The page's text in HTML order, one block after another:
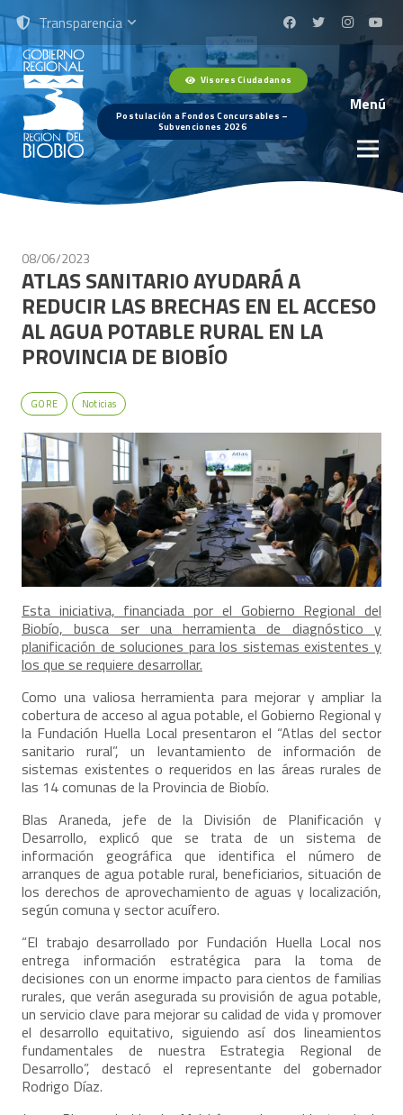
Transparencia
Visores Ciudadanos
Postulación a Fondos Concursables –
Subvenciones 2026
Menú
08/06/2023
ATLAS SANITARIO AYUDARÁ A
REDUCIR LAS BRECHAS EN EL ACCESO
AL AGUA POTABLE RURAL EN LA
PROVINCIA DE BIOBÍO
GORE Noticias
Esta iniciativa, financiada por el Gobierno Regional del
Biobío, busca ser una herramienta de diagnóstico y
planificación de soluciones para los sistemas existentes y
los que se requiere desarrollar.
Como una valiosa herramienta para mejorar y ampliar la
cobertura de acceso al agua potable, el Gobierno Regional y
la Fundación Huella Local presentaron el “Atlas del sector
sanitario rural”, un levantamiento de información de
sistemas existentes o requeridos en las áreas rurales de
las 14 comunas de la Provincia de Biobío.
Blas Araneda, jefe de la División de Planificación y
Desarrollo, explicó que se trata de un sistema de
información geográfica que identifica el número de
arranques de agua potable rural, beneficiarios, situación de
los derechos de aprovechamiento de aguas y localización,
según comuna y sector acuífero.
“El trabajo desarrollado por Fundación Huella Local nos
entrega información estratégica para la toma de
decisiones con un enorme impacto para cientos de familias
rurales, que verán asegurada su provisión de agua potable,
un servicio clave para mejorar su calidad de vida y promover
el desarrollo equitativo, siguiendo así dos lineamientos
fundamentales de nuestra Estrategia Regional de
Desarrollo”, destacó el representante del gobernador
Rodrigo Díaz.